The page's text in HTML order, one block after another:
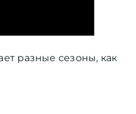
разные сезоны, как